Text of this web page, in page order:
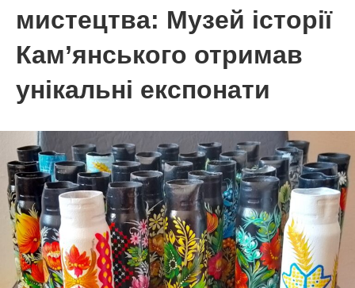
мистецтва: Музей історії
Кам’янського отримав
унікальні експонати